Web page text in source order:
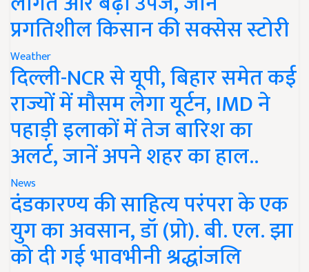
प्रगतिशील किसान की सक्सेस स्टोरी
Weather
दिल्ली-NCR से यूपी, बिहार समेत कई
राज्यों में मौसम लेगा यूर्टन, IMD ने
पहाड़ी इलाकों में तेज बारिश का
अलर्ट, जानें अपने शहर का हाल..
News
दंडकारण्य की साहित्य परंपरा के एक
युग का अवसान, डॉ (प्रो). बी. एल. झा
को दी गई भावभीनी श्रद्धांजलि